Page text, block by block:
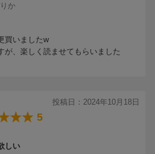
か
買いましたw
が、楽しく読ませてもらいました
投稿日：2024年10月18日
5
しい